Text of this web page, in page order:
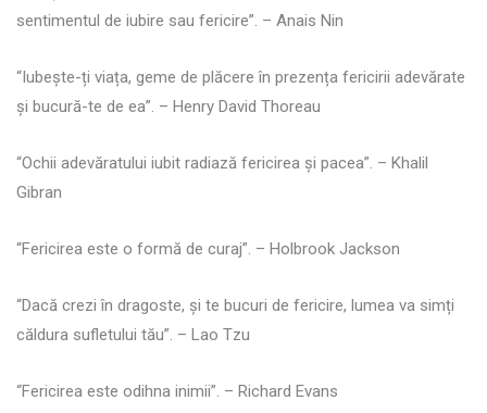
sentimentul de iubire sau fericire”. – Anais Nin
“Iubește-ți viața, geme de plăcere în prezența fericirii adevărate
și bucură-te de ea”. – Henry David Thoreau
“Ochii adevăratului iubit radiază fericirea și pacea”. – Khalil
Gibran
“Fericirea este o formă de curaj”. – Holbrook Jackson
“Dacă crezi în dragoste, și te bucuri de fericire, lumea va simți
căldura sufletului tău”. – Lao Tzu
“Fericirea este odihna inimii”. – Richard Evans